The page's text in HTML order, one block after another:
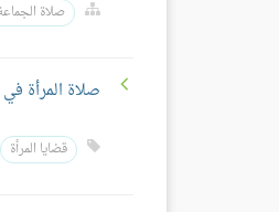
صلاة
صلاة المرأة
قضايا المرأة